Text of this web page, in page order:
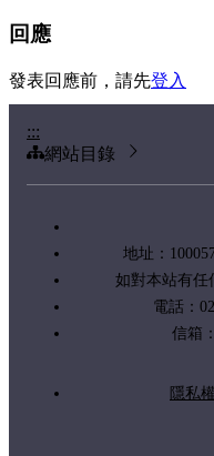
回應
發表回應前，請先登入
:::
網站目錄
地址：
如對本站有任
電話：
信箱：
隱私